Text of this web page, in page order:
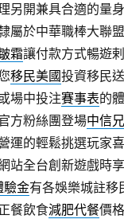
另開兼具合適的量
屬於中華職棒大聯
霜讓付款方式暢遊
移民美國投資移民
場中投注賽事表的
方粉絲團登場中信
運的輕鬆挑選玩家
站全台創新遊戲時
驗金有各娛樂城註移
餐飲食減肥代餐價